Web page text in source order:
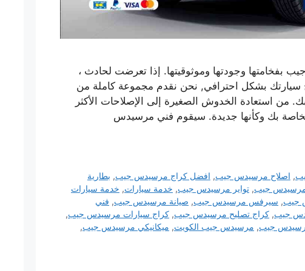
وجودتها وموثوقيتها. إذا تعرضت لحادث ،
سيارتك بشكل احترافي, نحن نقدم مجموعة كاملة من
استعادة الخدوش الصغيرة إلى الإصلاحات الأكثر
بك وكأنها جديدة. سيقوم فني مرسيدس
, اصلاح مرسيدس جيب, افضل كراج مرسيدس جيب, بطارية
مرسيدس جيب, تواير مرسيدس جيب, خدمة سيارات, خدمة سيارات
جيب, سيرفس مرسيدس جيب, صيانة مرسيدس جيب, فني
جيب, كراج تصليح مرسيدس جيب, كراج سيارات مرسيدس جيب,
جيب, مرسيدس جيب الكويت, ميكانيكي مرسيدس جيب,